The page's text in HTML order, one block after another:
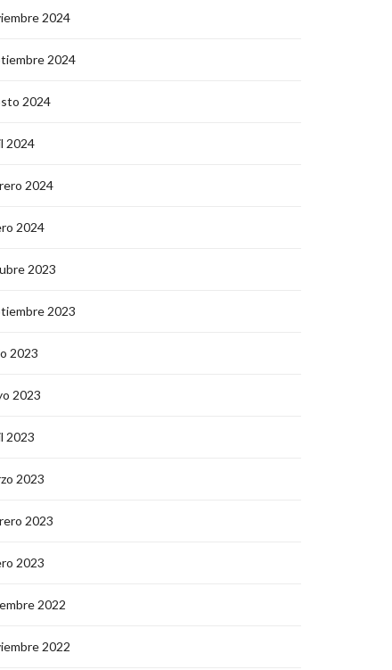
2024
2024
2024
2024
2024
2024
2023
2023
2023
2023
2023
2023
2023
2023
2022
2022